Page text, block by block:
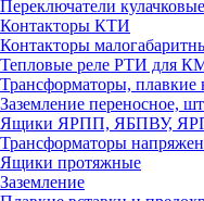
Переключатели
Контакторы КТИ
Контакторы
Тепловые реле РTИ для
Трансформаторы, плавкие
Заземление переносное,
Ящики ЯРПП, ЯБПВУ,
Трансформаторы
Ящики протяжные
Заземление